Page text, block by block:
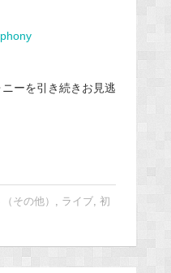
ーを引き続きお見逃
その他） , ライブ, 初